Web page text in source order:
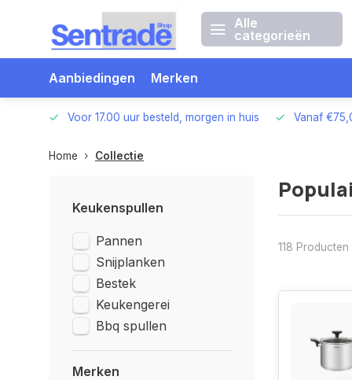
Alle
categorieën
Aanbiedingen Merken
Voor 17.00 uur besteld, morgen in huis Vanaf
Home Collectie
Keukenspullen
Pannen
Snijplanken
Bestek
Keukengerei
Bbq spullen
Merken
118 Producten